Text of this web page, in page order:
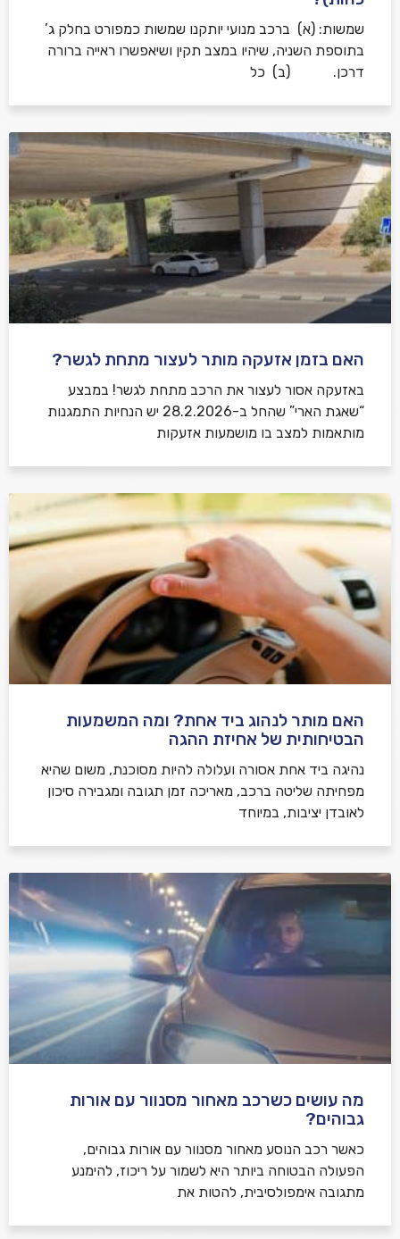
שמשות: (א) ברכב מנועי יותקנו שמשות כמפורט בחלק ג’
בתוספת השניה, שיהיו במצב תקין ושיאפשרו ראייה ברורה
דרכן. (ב) כל
האם בזמן אזעקה מותר לעצור מתחת לגשר?
באזעקה אסור לעצור את הרכב מתחת לגשר! במבצע
“שאגת הארי” שהחל ב-28.2.2026 יש הנחיות התמגנות
מותאמות למצב בו מושמעות אזעקות
האם מותר לנהוג ביד אחת? ומה המשמעות
הבטיחותית של אחיזת ההגה
נהיגה ביד אחת אסורה ועלולה להיות מסוכנת, משום שהיא
מפחיתה שליטה ברכב, מאריכה זמן תגובה ומגבירה סיכון
לאובדן יציבות, במיוחד
מה עושים כשרכב מאחור מסנוור עם אורות
גבוהים?
כאשר רכב הנוסע מאחור מסנוור עם אורות גבוהים,
הפעולה הבטוחה ביותר היא לשמור על ריכוז, להימנע
מתגובה אימפולסיבית, להטות את